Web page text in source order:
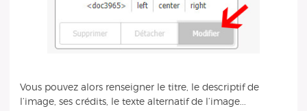
Vous pouvez alors renseigner le titre, le descriptif de
l’image, ses crédits, le texte alternatif de l’image...